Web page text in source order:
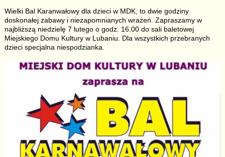
Wielki Bal Karanwałowy dla dzieci w MDK, to dwie godziny
doskonałej zabawy i niezapomnianych wrażeń. Zapraszamy w
najbliższą niedzielę 7 lutego o godz. 16.00 do sali baletowej
Miejskiego Domu Kultury w Lubaniu. Dla wszystkich przebranych
dzieci specjalna niespodzianka.